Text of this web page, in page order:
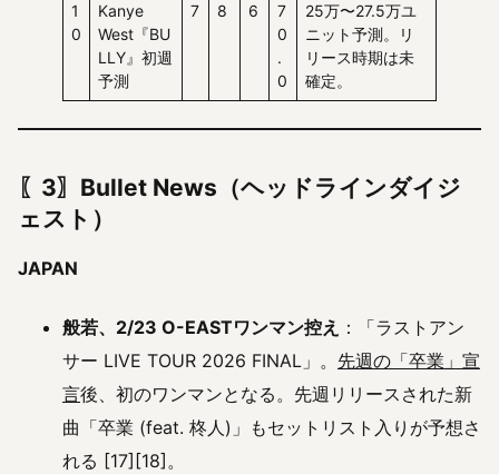
1
0
Kanye
West『BU
LLY』初週
予測
7 8 6
7
0
.
0
25万〜27.5万ユ
ニット予測。リ
リース時期は未
確定。
〖3〗Bullet News（ヘッドラインダイジ
ェスト）
JAPAN
般若、2/23 O-EASTワンマン控え ：「ラストアン
サー LIVE TOUR 2026 FINAL」。 先週の「卒業」宣
言後、初のワンマンとなる。先週リリースされた新
曲「卒業 (feat. 柊人)」もセットリスト入りが予想さ
れる [17][18]。